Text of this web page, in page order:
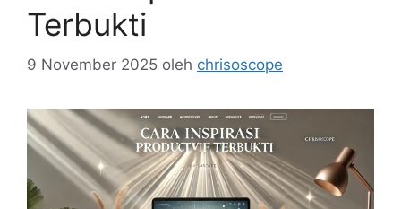
Terbukti
9 November 2025 oleh chrisoscope